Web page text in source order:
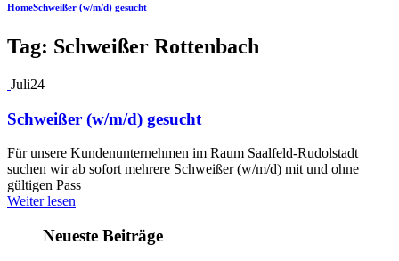
HomeSchweißer (w/m/d) gesucht
Tag: Schweißer Rottenbach
Juli24
Schweißer (w/m/d) gesucht
Für unsere Kundenunternehmen im Raum Saalfeld-Rudolstadt
suchen wir ab sofort mehrere Schweißer (w/m/d) mit und ohne
gültigen Pass
Weiter lesen
Neueste Beiträge